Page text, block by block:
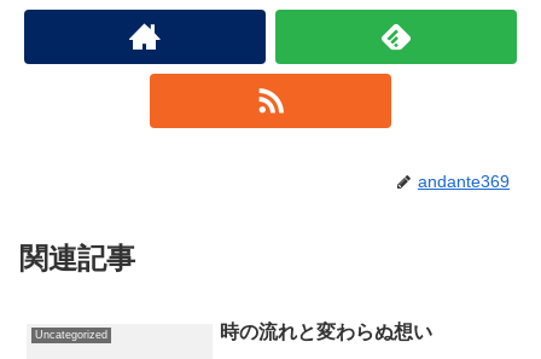
andante369
関連記事
Uncategorized 時の流れと変わらぬ想い